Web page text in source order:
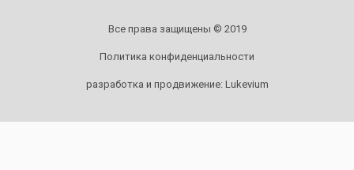
Все права защищены © 2019
Политика конфиденциальности
разработка и продвижение: Lukevium